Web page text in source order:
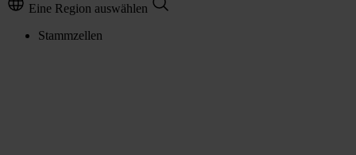
Eine Region auswählen
Stammzellen